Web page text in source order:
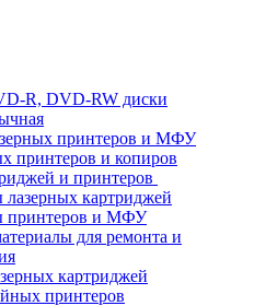
R, DVD-RW диски
принтеров и МФУ
принтеров и копиров
и принтеров
картриджей
принтеров и МФУ
для ремонта и
картриджей
принтеров